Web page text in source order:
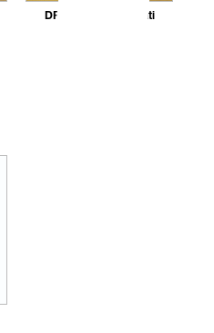
DR - Dorato 24 carati